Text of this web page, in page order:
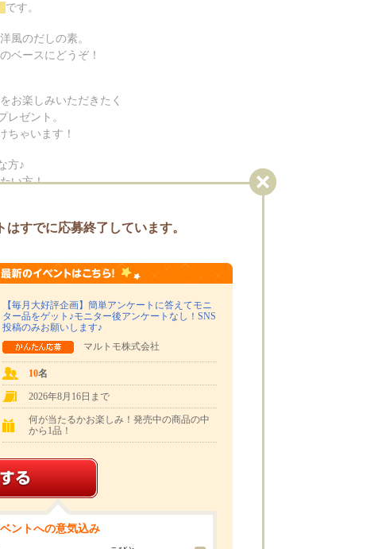
です。
風のだしの素。
ベースにどうぞ！
お楽しみいただきたく
レゼント。
ちゃいます！
方♪
い方！
に、
と思います。
しております。
白石
ルで送る
人数に満たないことがございます。
はすでに応募終了しています。
【毎月大好評企画】簡単アンケートに答えてモニ
ター品をゲット♪モニター後アンケートなし！SNS
投稿のみお願いします♪
マルトモ株式会社
10名
2026年8月16日まで
何が当たるかお楽しみ！発売中の商品の中
から1品！
ントへの意気込み